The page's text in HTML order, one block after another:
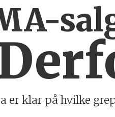
er klar på hvilke